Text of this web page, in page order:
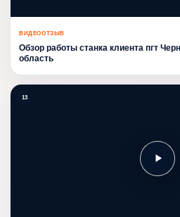
ВИДЕООТЗЫВ
Обзор работы станка клиента пгт
область
13